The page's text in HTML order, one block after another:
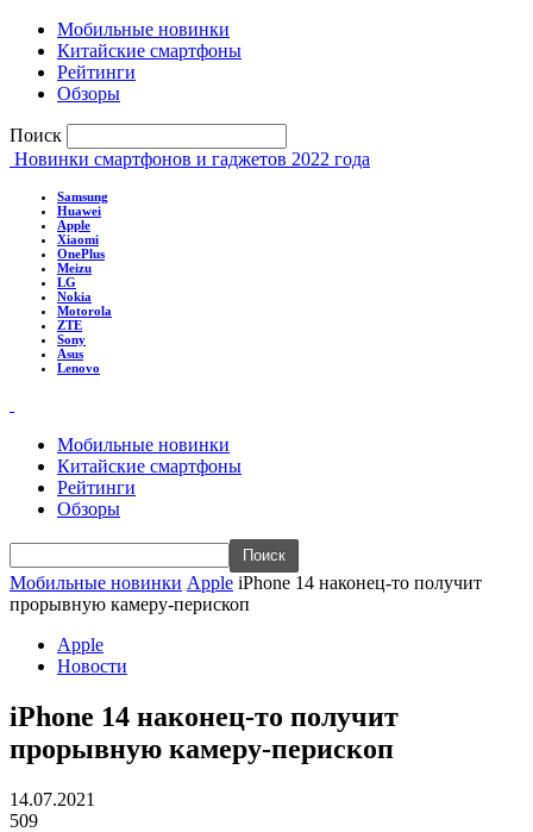
Мобильные новинки
Китайские смартфоны
Рейтинги
Обзоры
Поиск
Новинки смартфонов и гаджетов 2022 года
Samsung
Huawei
Apple
Xiaomi
OnePlus
Meizu
LG
Nokia
Motorola
ZTE
Sony
Asus
Lenovo
Мобильные новинки
Китайские смартфоны
Рейтинги
Обзоры
Мобильные новинки Apple iPhone 14 наконец-то получит
прорывную камеру-перископ
Apple
Новости
iPhone 14 наконец-то получит
прорывную камеру-перископ
14.07.2021
509